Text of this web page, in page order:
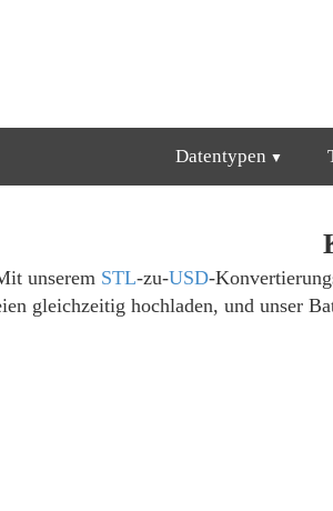
Datentypen
unserem STL-zu-USD-
gleichzeitig hochladen, und unser